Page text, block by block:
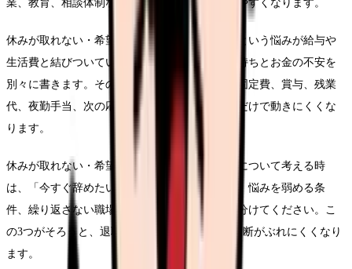
業、教育、相談体制などの条件にすると共有しやすくなります。
休みが取れない・希望休が通らなくて辞めたいという悩みが給与や
生活費と結びついている場合は、退職したい気持ちとお金の不安を
別々に書きます。その気持ち自体を否定せず、固定費、賞与、残業
代、夜勤手当、次の応募時期を並べると、焦りだけで動きにくくな
ります。
休みが取れない・希望休が通らなくて辞めたいについて考える時
は、「今すぐ辞めたい」という結論だけでなく、悩みを弱める条
件、繰り返さない職場、説明するための記録を分けてください。こ
の3つがそろうと、退職する場合も残る場合も判断がぶれにくくなり
ます。